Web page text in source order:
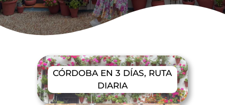
CÓRDOBA EN 3 DÍAS, RUTA
DIARIA